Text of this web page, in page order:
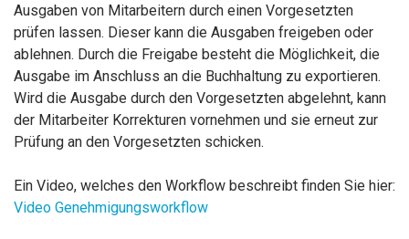
Ausgaben von Mitarbeitern durch einen Vorgesetzten
prüfen lassen. Dieser kann die Ausgaben freigeben oder
ablehnen. Durch die Freigabe besteht die Möglichkeit, die
Ausgabe im Anschluss an die Buchhaltung zu exportieren.
Wird die Ausgabe durch den Vorgesetzten abgelehnt, kann
der Mitarbeiter Korrekturen vornehmen und sie erneut zur
Prüfung an den Vorgesetzten schicken.
Ein Video, welches den Workflow beschreibt finden Sie hier:
Video Genehmigungsworkflow